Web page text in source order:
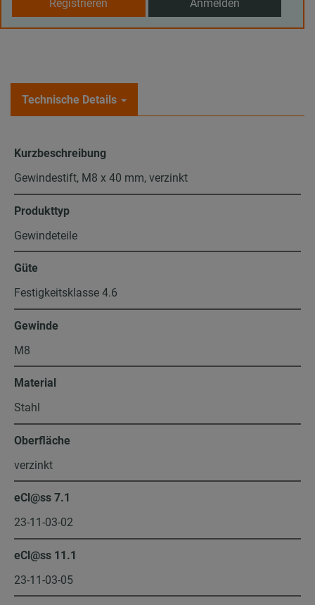
Registrieren Anmelden
Technische Details
Kurzbeschreibung
Gewindestift, M8 x 40 mm, verzinkt
Produkttyp
Gewindeteile
Güte
Festigkeitsklasse 4.6
Gewinde
M8
Material
Stahl
Oberfläche
verzinkt
eCl@ss 7.1
23-11-03-02
eCl@ss 11.1
23-11-03-05